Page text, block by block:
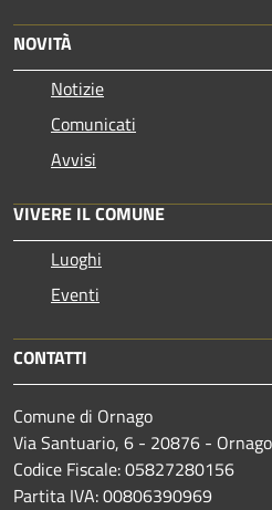
NOVITÀ
Notizie
Comunicati
Avvisi
VIVERE IL COMUNE
Luoghi
Eventi
CONTATTI
Comune di Ornago
Via Santuario, 6 - 20876 - Ornago
Codice Fiscale: 05827280156
Partita IVA: 00806390969